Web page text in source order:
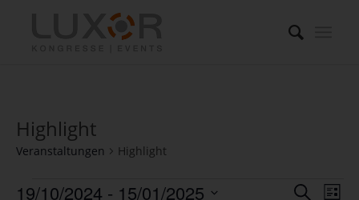
Highlight
Veranstaltungen Highlight
Veranstaltungen Suche
19/10/2024 - 15/01/2025